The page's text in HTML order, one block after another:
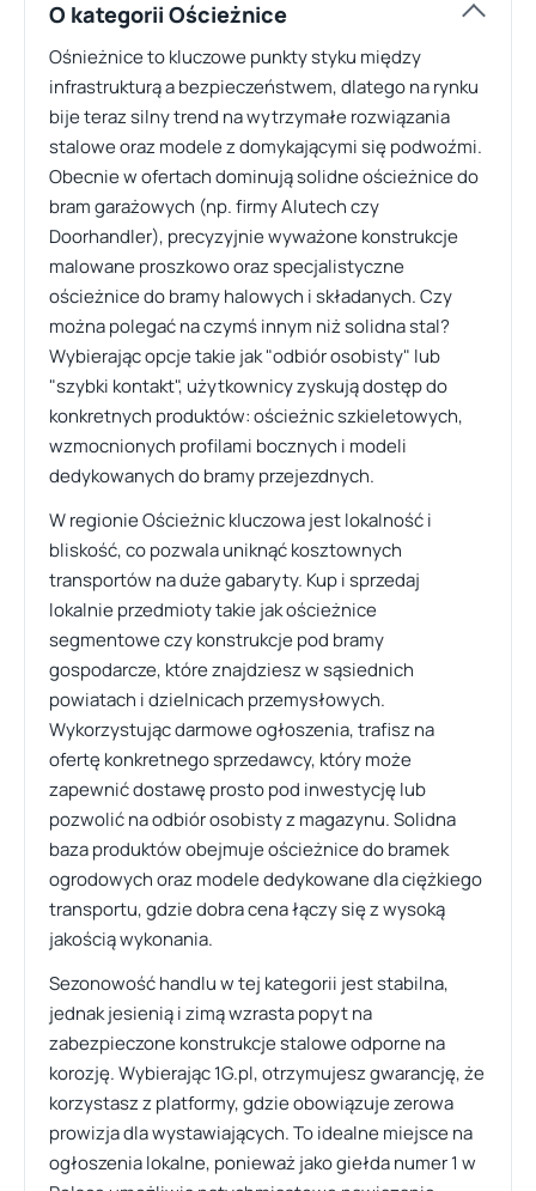
O kategorii Ościeżnice
Ośnieżnice to kluczowe punkty styku między
infrastrukturą a bezpieczeństwem, dlatego na rynku
bije teraz silny trend na wytrzymałe rozwiązania
stalowe oraz modele z domykającymi się podwoźmi.
Obecnie w ofertach dominują solidne ościeżnice do
bram garażowych (np. firmy Alutech czy
Doorhandler), precyzyjnie wyważone konstrukcje
malowane proszkowo oraz specjalistyczne
ościeżnice do bramy halowych i składanych. Czy
można polegać na czymś innym niż solidna stal?
Wybierając opcje takie jak "odbiór osobisty" lub
"szybki kontakt", użytkownicy zyskują dostęp do
konkretnych produktów: ościeżnic szkieletowych,
wzmocnionych profilami bocznych i modeli
dedykowanych do bramy przejezdnych.
W regionie Ościeżnic kluczowa jest lokalność i
bliskość, co pozwala uniknąć kosztownych
transportów na duże gabaryty. Kup i sprzedaj
lokalnie przedmioty takie jak ościeżnice
segmentowe czy konstrukcje pod bramy
gospodarcze, które znajdziesz w sąsiednich
powiatach i dzielnicach przemysłowych.
Wykorzystując darmowe ogłoszenia, trafisz na
ofertę konkretnego sprzedawcy, który może
zapewnić dostawę prosto pod inwestycję lub
pozwolić na odbiór osobisty z magazynu. Solidna
baza produktów obejmuje ościeżnice do bramek
ogrodowych oraz modele dedykowane dla ciężkiego
transportu, gdzie dobra cena łączy się z wysoką
jakością wykonania.
Sezonowość handlu w tej kategorii jest stabilna,
jednak jesienią i zimą wzrasta popyt na
zabezpieczone konstrukcje stalowe odporne na
korozję. Wybierając 1G.pl, otrzymujesz gwarancję, że
korzystasz z platformy, gdzie obowiązuje zerowa
prowizja dla wystawiających. To idealne miejsce na
ogłoszenia lokalne, ponieważ jako giełda numer 1 w